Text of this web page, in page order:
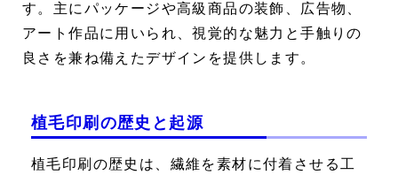
す。主にパッケージや高級商品の装飾、広告物、
アート作品に用いられ、視覚的な魅力と手触りの
良さを兼ね備えたデザインを提供します。
植毛印刷の歴史と起源
植毛印刷の歴史は、繊維を素材に付着させる工